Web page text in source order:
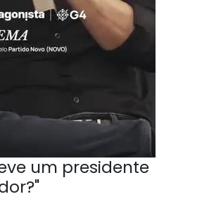
um presidente